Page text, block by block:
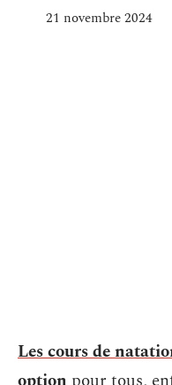
21 novembre 2024
Les cours de